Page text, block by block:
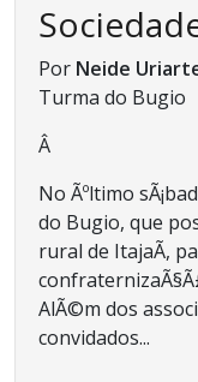
Por Neide
Turma do Bugio
Â
No Ãºltimo
do Bugio, que
rural de ItajaÃ­,
AlÃ©m dos
convidados...